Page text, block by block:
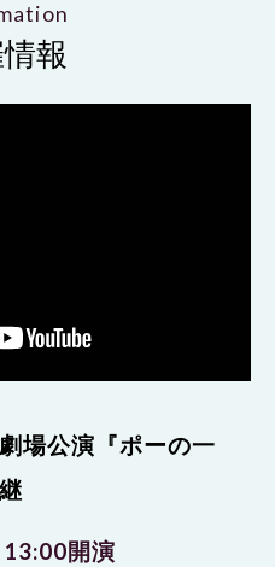
報
場公演『ポーの一
開演